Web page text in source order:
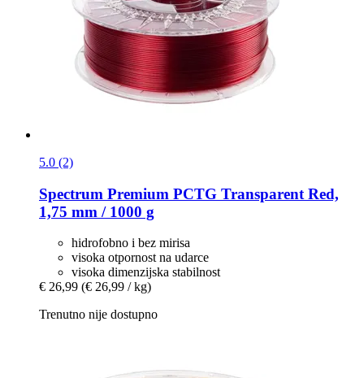
5.0 (2)
Spectrum Premium PCTG Transparent Red,
1,75 mm / 1000 g
hidrofobno i bez mirisa
visoka otpornost na udarce
visoka dimenzijska stabilnost
€ 26,99 (€ 26,99 / kg)
Trenutno nije dostupno